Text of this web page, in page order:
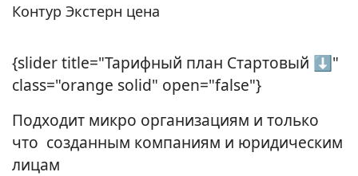
Контур Экстерн цена
{slider title="Тарифный план Стартовый ⬇"
class="orange solid" open="false"}
Подходит микро организациям и только
что созданным компаниям и юридическим
лицам